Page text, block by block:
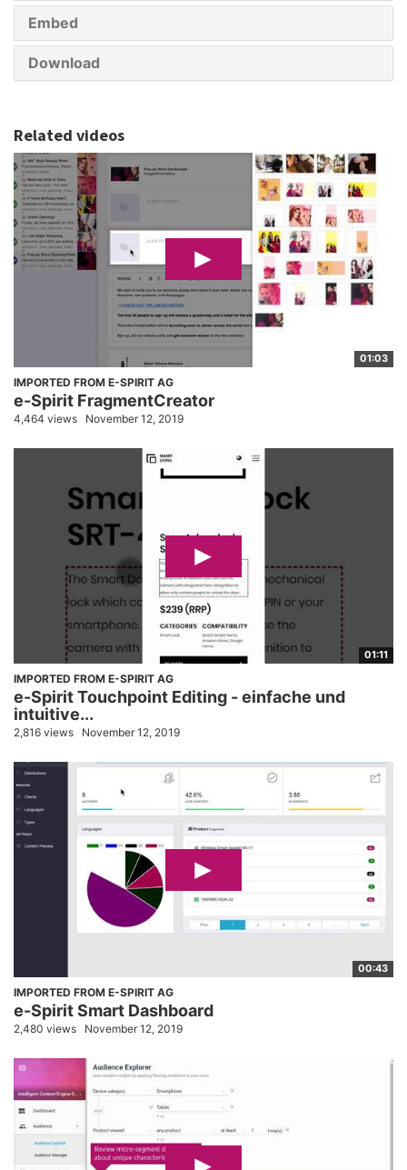
Embed
Download
Related videos
01:03
IMPORTED FROM E-SPIRIT AG
e-Spirit FragmentCreator
4,464 views November 12, 2019
01:11
IMPORTED FROM E-SPIRIT AG
e-Spirit Touchpoint Editing - einfache und
intuitive...
2,816 views November 12, 2019
00:43
IMPORTED FROM E-SPIRIT AG
e-Spirit Smart Dashboard
2,480 views November 12, 2019